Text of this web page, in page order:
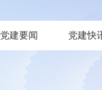
党建要闻 党建快